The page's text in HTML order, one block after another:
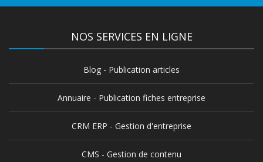
NOS SERVICES EN LIGNE
Blog - Publication articles
Annuaire - Publication fiches entreprise
CRM ERP - Gestion d'entreprise
CMS - Gestion de contenu